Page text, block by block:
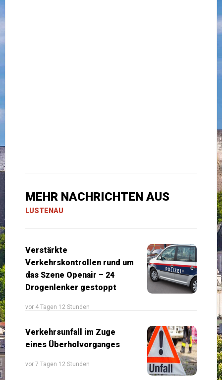
MEHR NACHRICHTEN AUS
LUSTENAU
Verstärkte
Verkehrskontrollen rund um
das Szene Openair – 24
Drogenlenker gestoppt
vor 4 Tagen 12 Stunden
Verkehrsunfall im Zuge
eines Überholvorganges
vor 7 Tagen 12 Stunden